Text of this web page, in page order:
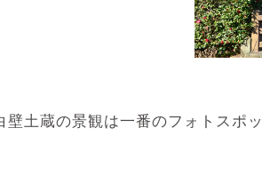
壁土蔵の景観は一番のフォトスポ